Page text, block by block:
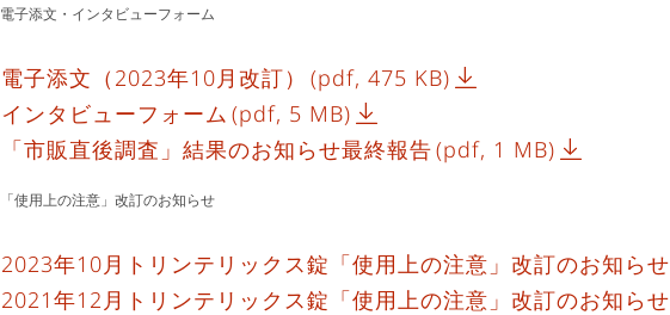
電子添文・インタビューフォーム
電子添文（2023年10月改訂）
(pdf, 475 KB)
インタビューフォーム (pdf, 5 MB)
「市販直後調査」結果のお知らせ最終報告(pdf, 1 MB)
「使用上の注意」改訂のお知らせ
2023年10月トリンテリックス錠「使用上の注意」改訂のお知らせ
2021年12月トリンテリックス錠「使用上の注意」改訂のお知らせ